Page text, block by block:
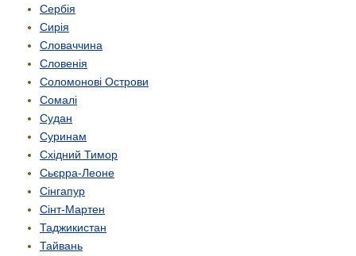
Сербія
Сирія
Словаччина
Словенія
Соломонові Острови
Сомалі
Судан
Суринам
Східний Тимор
Сьєрра-Леоне
Сінгапур
Сінт-Мартен
Таджикистан
Тайвань